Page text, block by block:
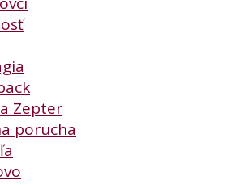
Zepter
porucha